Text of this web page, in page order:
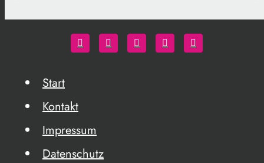
Start
Kontakt
Impressum
Datenschutz